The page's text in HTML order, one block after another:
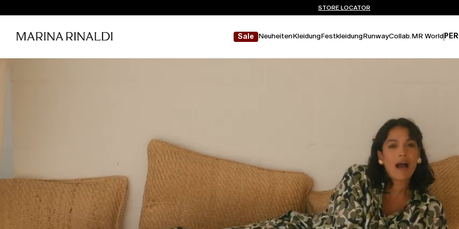
KOSTENLOSE LIEFERUNG UND RÜCKSENDUNG
Sie haben kein Konto? REGISTRIEREN SIE SICH JETZT
STORE LOCATOR
Sale NeuheitenKleidungFestkleidungRunwayCollab.MR World